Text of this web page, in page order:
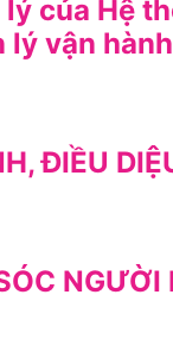
của Hệ
lý vận
ĐIỀU
NGƯỜI